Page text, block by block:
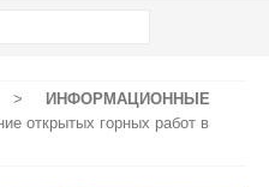
>
ИНФОРМАЦИОННЫЕ
открытых горных работ в